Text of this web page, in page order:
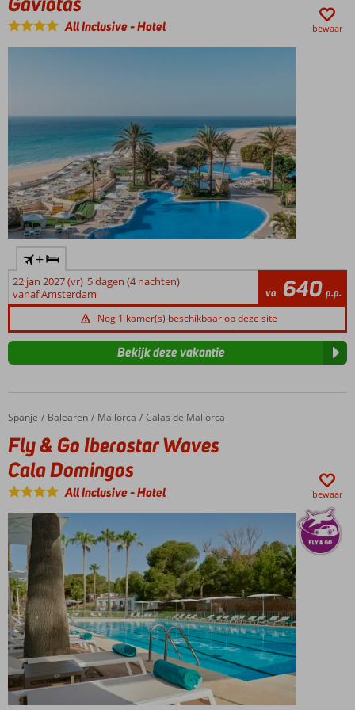
All Inclusive-Hotel bewaar
+
22 jan 2027 (vr) 5 dagen (4 nachten)
vanaf Amsterdam
va 640 p.p.
Nog 1 kamer(s) beschikbaar op deze site
Bekijk deze vakantie
Home
Spanje Balearen Mallorca Calas de Mallorca
Fly & Go Iberostar Waves Cala Domingos
Fly & Go Iberostar Waves
Cala Domingos
All Inclusive-Hotel bewaar